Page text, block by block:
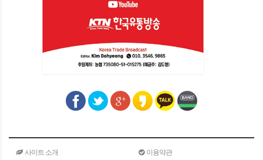
사이트 소개
이용약관